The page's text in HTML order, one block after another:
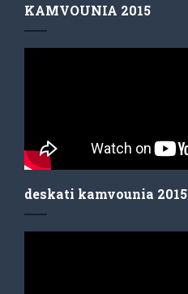
KAMVOUNIA 2015
deskati kamvounia 2015